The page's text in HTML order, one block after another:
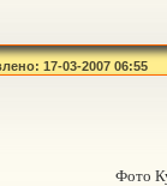
17-03-2007 06:55
Фото